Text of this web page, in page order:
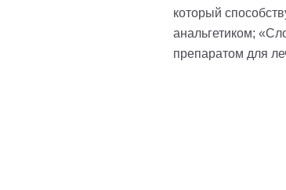
который
анальгетиком;
препаратом для